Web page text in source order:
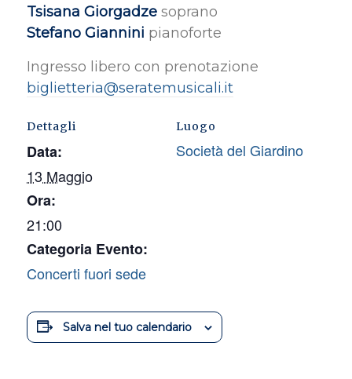
Tsisana Giorgadzesoprano
Stefano Giannini pianoforte
Ingresso libero con prenotazione
biglietteria@seratemusicali.it
Dettagli
Data:
13 Maggio
Ora:
21:00
Categoria Evento:
Concerti fuori sede
Luogo
Società del Giardino
Salva nel tuo calendario